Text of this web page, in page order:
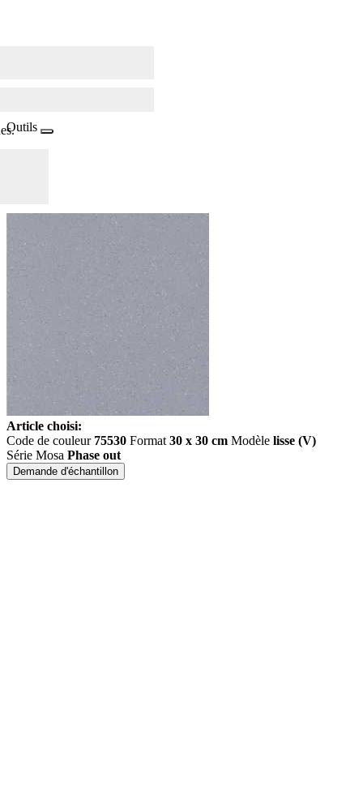
Outils
Article choisi:
Code de couleur 75530 Format 30 x 30 cm Modèle lisse (V)
Série Mosa Phase out
Demande d'échantillon